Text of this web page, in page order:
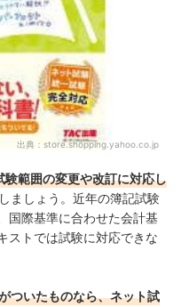
出典： store.shopping.yahoo.co.jp
験範囲の変更や改訂に対応し
ましょう。近年の簿記試験
国際基準に合わせた会計基
ストでは試験に対応できな
ついたものなら、ネット試